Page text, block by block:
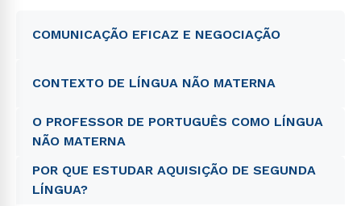
COMUNICAÇÃO EFICAZ E NEGOCIAÇÃO
CONTEXTO DE LÍNGUA NÃO MATERNA
O PROFESSOR DE PORTUGUÊS COMO LÍNGUA
NÃO MATERNA
POR QUE ESTUDAR AQUISIÇÃO DE SEGUNDA
LÍNGUA?